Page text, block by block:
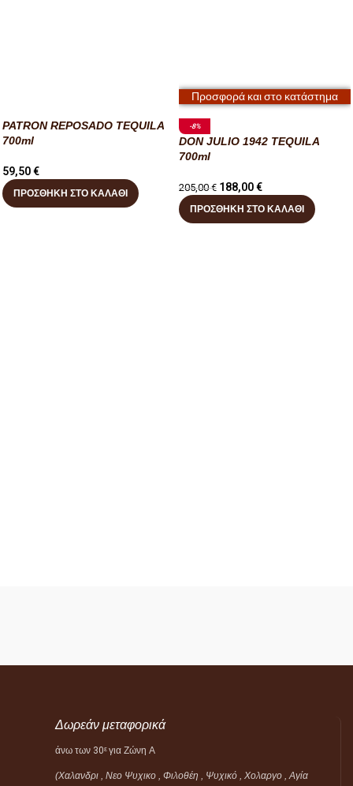
PATRON REPOSADO TEQUILA
700ml
59,50€
ΠΡΟΣΘΉΚΗ ΣΤΟ ΚΑΛΆΘΙ
Προσφορά και στο κατάστημα
-8%
DON JULIO 1942 TEQUILA
700ml
205,00€ 188,00€
ΠΡΟΣΘΉΚΗ ΣΤΟ ΚΑΛΆΘΙ
Δωρεάν μεταφορικά
άνω των 30ε για Ζώνη Α
(Χαλανδρι , Νεο Ψυχικο , Φιλοθέη , Ψυχικό ,
Χολαργο , Αγία